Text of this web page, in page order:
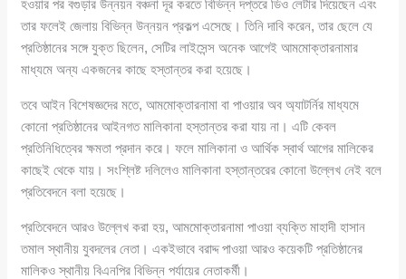
হওয়ার পর বগুড়ার উন্নয়ন বঞ্চনা দূর করতে বিভিন্ন দপ্তরে ডিও লেটার দিয়েছেন এবং
তার ফলেই জেলায় বিভিন্ন উন্নয়ন প্রকল্প এসেছে। তিনি দাবি করেন, তার ছেলে যে
প্রতিষ্ঠানের সঙ্গে যুক্ত ছিলেন, সেটির লাইসেন্স অনেক আগেই আমমোক্তারনামার
মাধ্যমে অন্য একজনের কাছে হস্তান্তর করা হয়েছে।
তবে আইন বিশেষজ্ঞদের মতে, আমমোক্তারনামা বা পাওয়ার অব অ্যাটর্নির মাধ্যমে
কোনো প্রতিষ্ঠানের আইনগত মালিকানা হস্তান্তর করা যায় না। এটি কেবল
প্রতিনিধিত্বের ক্ষমতা প্রদান করে। ফলে মালিকানা ও আর্থিক স্বার্থ আগের মালিকের
কাছেই থেকে যায়। সংশ্লিষ্ট দলিলেও মালিকানা হস্তান্তরের কোনো উল্লেখ নেই বলে
প্রতিবেদনে বলা হয়েছে।
প্রতিবেদনে আরও উল্লেখ করা হয়, আমমোক্তারনামা পাওয়া ব্যক্তি মাহাদী হাসান
তমাল স্থানীয় যুবদলের নেতা। একইভাবে বরাদ্দ পাওয়া আরও কয়েকটি প্রতিষ্ঠানের
মালিকও স্থানীয় বিএনপির বিভিন্ন পর্যায়ের নেতাকর্মী।